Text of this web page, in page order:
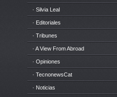
· Silvia Leal
· Editoriales
· Tribunes
· A View From Abroad
· Opiniones
· TecnonewsCat
· Noticias